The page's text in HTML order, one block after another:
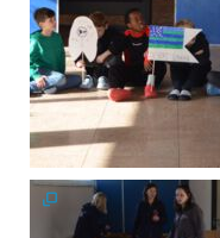
Kontakt